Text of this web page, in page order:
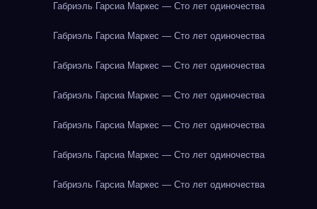
Габриэль Гарсиа Маркес — Сто лет одиночества
Габриэль Гарсиа Маркес — Сто лет одиночества
Габриэль Гарсиа Маркес — Сто лет одиночества
Габриэль Гарсиа Маркес — Сто лет одиночества
Габриэль Гарсиа Маркес — Сто лет одиночества
Габриэль Гарсиа Маркес — Сто лет одиночества
Габриэль Гарсиа Маркес — Сто лет одиночества